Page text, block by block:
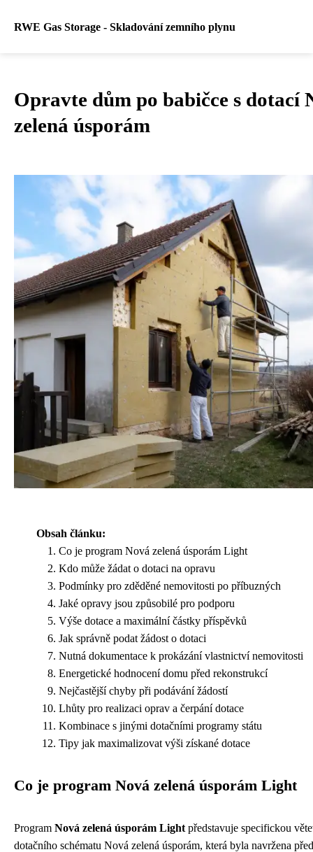
RWE Gas Storage - Skladování zemního plynu
Opravte dům po babičce s dotací
zelená úsporám
Obsah článku:
Co je program Nová zelená úsporám Light
Kdo může žádat o dotaci na opravu
Podmínky pro zděděné nemovitosti po příbuzných
Jaké opravy jsou způsobilé pro podporu
Výše dotace a maximální částky příspěvků
Jak správně podat žádost o dotaci
Nutná dokumentace k prokázání vlastnictví nemovitosti
Energetické hodnocení domu před rekonstrukcí
Nejčastější chyby při podávání žádostí
Lhůty pro realizaci oprav a čerpání dotace
Kombinace s jinými dotačními programy státu
Tipy jak maximalizovat výši získané dotace
Co je program Nová zelená úsporám Light
Program Nová zelená úsporám Light představuje specifickou
dotačního schématu Nová zelená úsporám, která byla navržena